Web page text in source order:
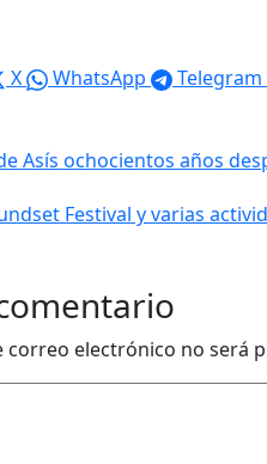
X WhatsApp Telegram
Asís ochocientos años
Festival y varias
correo electrónico no será